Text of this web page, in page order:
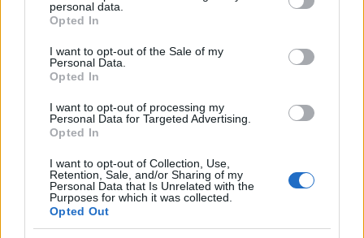
grant or deny consent to Google and its third-party tags to
use your data for below specified purposes in below Google
consent section.
personal data.
Opted In
I want to opt-out of the Sale of my
Personal Data.
Opted In
I want to opt-out of processing my
Personal Data for Targeted Advertising.
Opted In
I want to opt-out of Collection, Use,
Retention, Sale, and/or Sharing of my
Personal Data that Is Unrelated with the
Purposes for which it was collected.
Opted Out
Ίση με 6 βόμβες Χιροσίμα η
ενέργεια που
απελευθερώθηκε από τη
mega fire σε Αττική και
Βοιωτία - Πώς κάηκε μέσα
σε 2 βράδια το 55% της
έκτασης
Σούπερ μάρκετ:
μειώσεις τιμών –
τους 130 σχολικά